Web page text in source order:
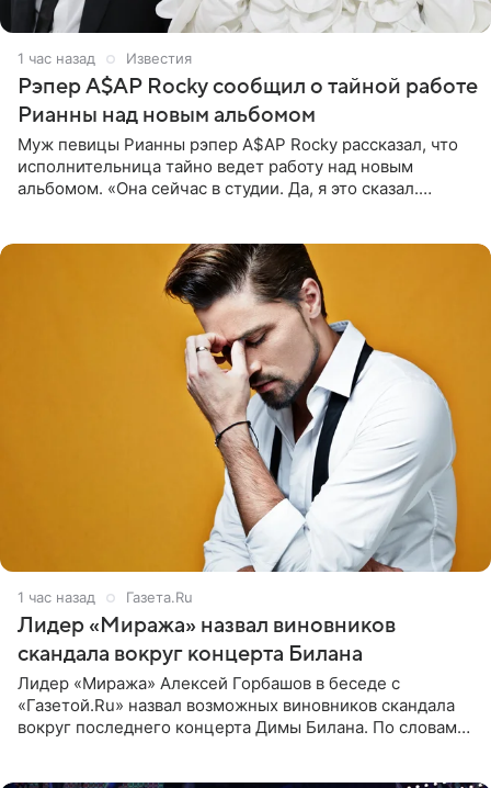
1 час назад Известия
Рэпер A$AP Rocky сообщил о тайной работе
Рианны над новым альбомом
Муж певицы Рианны рэпер A$AP Rocky рассказал, что
исполнительница тайно ведет работу над новым
альбомом. «Она сейчас в студии. Да, я это сказал.
1 час назад Газета.Ru
Лидер «Миража» назвал виновников
скандала вокруг концерта Билана
Лидер «Миража» Алексей Горбашов в беседе с
«Газетой.Ru» назвал возможных виновников скандала
вокруг последнего концерта Димы Билана. По словам